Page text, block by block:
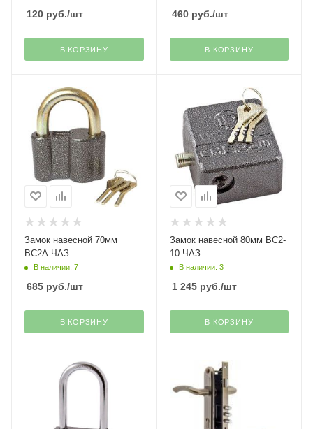
120 руб./шт
В КОРЗИНУ
460руб./шт
В КОРЗИНУ
Замок навесной 70мм
ВС2А ЧАЗ
В наличии: 7
685 руб./шт
В КОРЗИНУ
Замок навесной 80мм ВС2-
10 ЧАЗ
В наличии: 3
1 245руб./шт
В КОРЗИНУ